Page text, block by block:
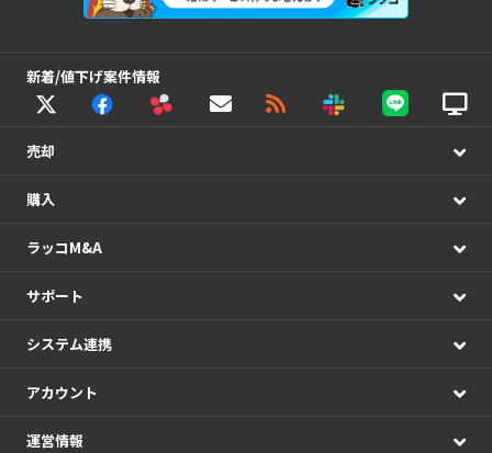
新着/値下げ案件情報
売却
購入
ラッコM&A
サポート
システム連携
アカウント
運営情報